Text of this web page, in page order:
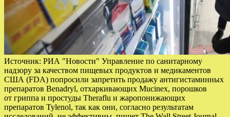
Источник: РИА "Новости" Управление по санитарному
надзору за качеством пищевых продуктов и медикаментов
США (FDA) попросили запретить продажу антигистаминных
препаратов Benadryl, отхаркивающих Mucinex, порошков
от гриппа и простуды Theraflu и жаропонижающих
препаратов Tylenol, так как они, согласно результатам